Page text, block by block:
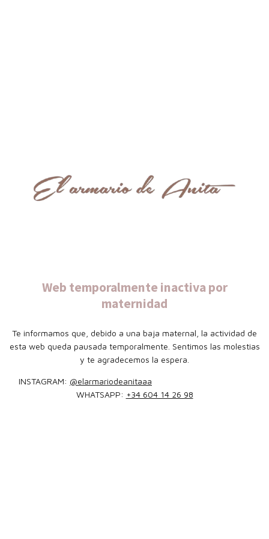
Web temporalmente inactiva por
maternidad
Te informamos que, debido a una baja maternal, la actividad de
esta web queda pausada temporalmente. Sentimos las molestias
y te agradecemos la espera.
INSTAGRAM: @elarmariodeanitaaa
WHATSAPP: +34 604 14 26 98